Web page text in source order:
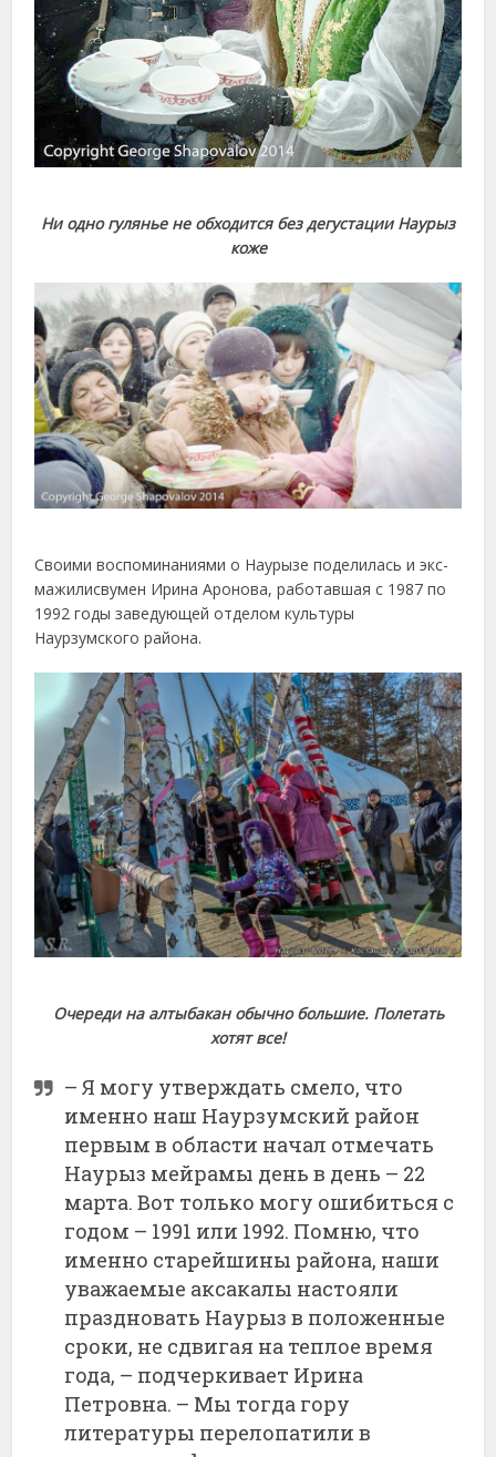
Ни одно гулянье не обходится без дегустации Наурыз
коже
Своими воспоминаниями о Наурызе поделилась и экс-
мажилисвумен Ирина Аронова, работавшая с 1987 по
1992 годы заведующей отделом культуры
Наурзумского района.
Очереди на алтыбакан обычно большие. Полетать
хотят все!
– Я могу утверждать смело, что
именно наш Наурзумский район
первым в области начал отмечать
Наурыз мейрамы день в день – 22
марта. Вот только могу ошибиться с
годом – 1991 или 1992. Помню, что
именно старейшины района, наши
уважаемые аксакалы настояли
праздновать Наурыз в положенные
сроки, не сдвигая на теплое время
года, – подчеркивает Ирина
Петровна. – Мы тогда гору
литературы перелопатили в